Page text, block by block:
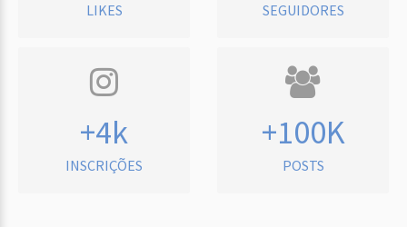
LIKES SEGUIDORES
+4k
INSCRIÇÕES
+100K
POSTS